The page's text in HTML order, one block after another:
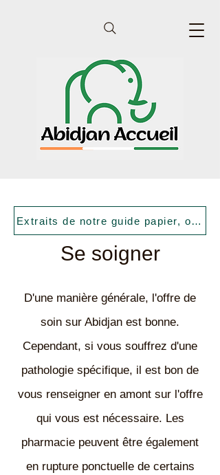
Extraits de notre guide papier, offert
Se soigner
D'une manière générale, l'offre de
soin sur Abidjan est bonne.
Cependant, si vous souffrez d'une
pathologie spécifique, il est bon de
vous renseigner en amont sur l'offre
qui vous est nécessaire. Les
pharmacie peuvent être également
en rupture ponctuelle de certains